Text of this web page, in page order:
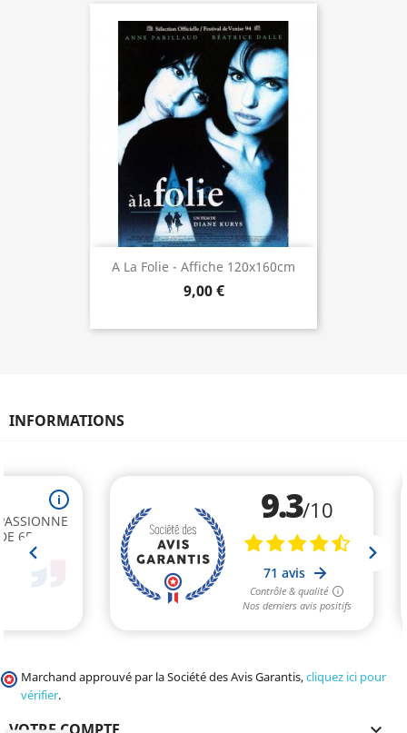
A La Folie - Affiche 120x160cm
9,00 €
INFORMATIONS
Marchand approuvé par la Société des Avis Garantis,cliquez ici pour
vérifier.